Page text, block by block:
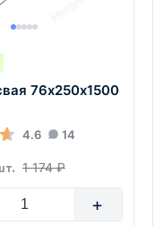
76х250х1500
4.6 14
1 174 ₽
+